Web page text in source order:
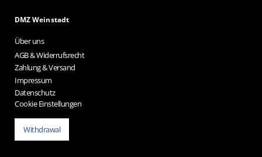
DMZ Weinstadt
Über uns
AGB & Widerrufsrecht
Zahlung & Versand
Impressum
Datenschutz
Cookie Einstellungen
Withdrawal